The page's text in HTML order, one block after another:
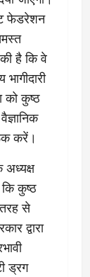
फेडरेशन
है कि वे
को कुष्ठ
करें।
कुष्ठ
से
द्वारा
ड्रग